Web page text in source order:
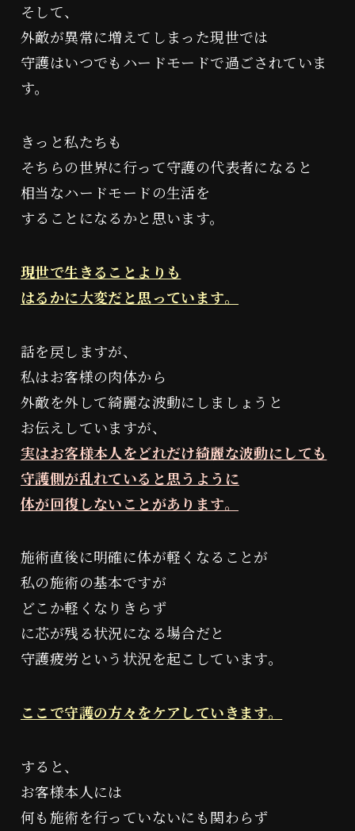
そして、
外敵が異常に増えてしまった現世では
守護はいつでもハードモードで過ごされていま
す。
きっと私たちも
そちらの世界に行って守護の代表者になると
相当なハードモードの生活を
することになるかと思います。
現世で生きることよりも
はるかに大変だと思っています。
話を戻しますが、
私はお客様の肉体から
外敵を外して綺麗な波動にしましょうと
お伝えしていますが、
実はお客様本人をどれだけ綺麗な波動にしても
守護側が乱れていると思うように
体が回復しないことがあります。
施術直後に明確に体が軽くなることが
私の施術の基本ですが
どこか軽くなりきらず
に芯が残る状況になる場合だと
守護疲労という状況を起こしています。
ここで守護の方々をケアしていきます。
すると、
お客様本人には
何も施術を行っていないにも関わらず